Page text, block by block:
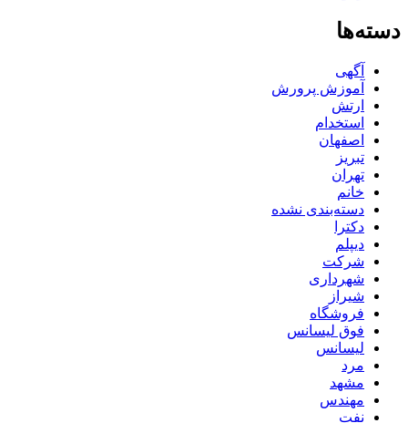
دسته‌ها
آگهی
آموزش پرورش
ارتش
استخدام
اصفهان
تبریز
تهران
خانم
دسته‌بندی نشده
دکترا
دیپلم
شرکت
شهرداری
شیراز
فروشگاه
فوق لیسانس
لیسانس
مرد
مشهد
مهندس
نفت